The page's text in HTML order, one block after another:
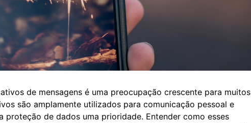
de mensagens é uma preocupação crescente para muitos
são amplamente utilizados para comunicação pessoal e
proteção de dados uma prioridade. Entender como esses